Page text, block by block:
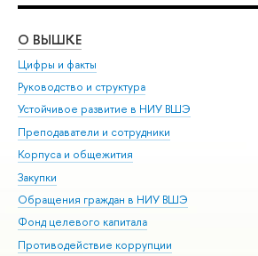
О ВЫШКЕ
Цифры и факты
Руководство и структура
Устойчивое развитие в НИУ ВШЭ
Преподаватели и сотрудники
Корпуса и общежития
Закупки
Обращения граждан в НИУ ВШЭ
Фонд целевого капитала
Противодействие коррупции